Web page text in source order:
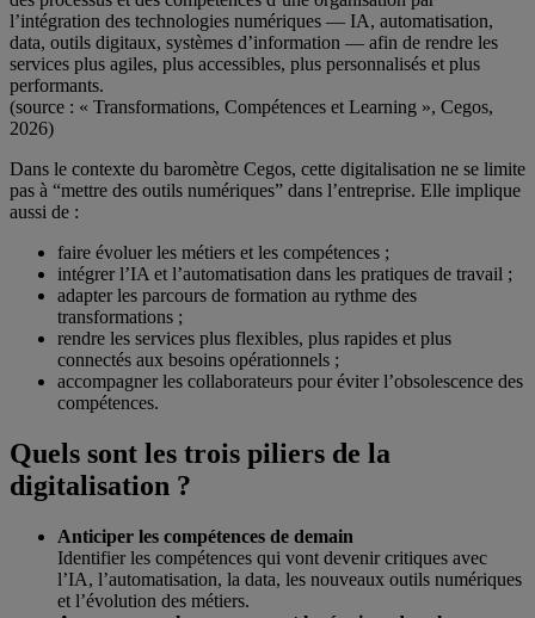
l’intégration des technologies numériques — IA, automatisation,
data, outils digitaux, systèmes d’information — afin de rendre les
services plus agiles, plus accessibles, plus personnalisés et plus
performants.
(source : « Transformations, Compétences et Learning », Cegos,
2026)
Dans le contexte du baromètre Cegos, cette digitalisation ne se limite
pas à “mettre des outils numériques” dans l’entreprise. Elle implique
aussi de :
faire évoluer les métiers et les compétences ;
intégrer l’IA et l’automatisation dans les pratiques de travail ;
adapter les parcours de formation au rythme des
transformations ;
rendre les services plus flexibles, plus rapides et plus
connectés aux besoins opérationnels ;
accompagner les collaborateurs pour éviter l’obsolescence des
compétences.
Quels sont les trois piliers de la
digitalisation ?
Anticiper les compétences de demain
Identifier les compétences qui vont devenir critiques avec
l’IA, l’automatisation, la data, les nouveaux outils numériques
et l’évolution des métiers.